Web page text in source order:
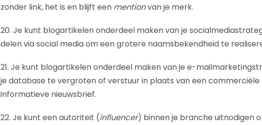
zonder link, het is en blijft een mentionvan je merk.
20. Je kunt blogartikelen onderdeel maken van je
delen via social media om een grotere naamsbekendheid te
21. Je kunt blogartikelen onderdeel maken van je e-
je database te vergroten of verstuur in plaats van een commerciële
informatieve nieuwsbrief.
22. Je kunt een autoriteit (influencer) binnen je branche uitnodigen